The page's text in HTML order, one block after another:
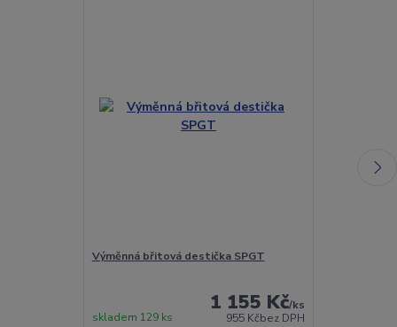
Výměnná břitová destička SPGT
1 155 Kč/ks
955 Kčbez DPH
skladem 129 ks